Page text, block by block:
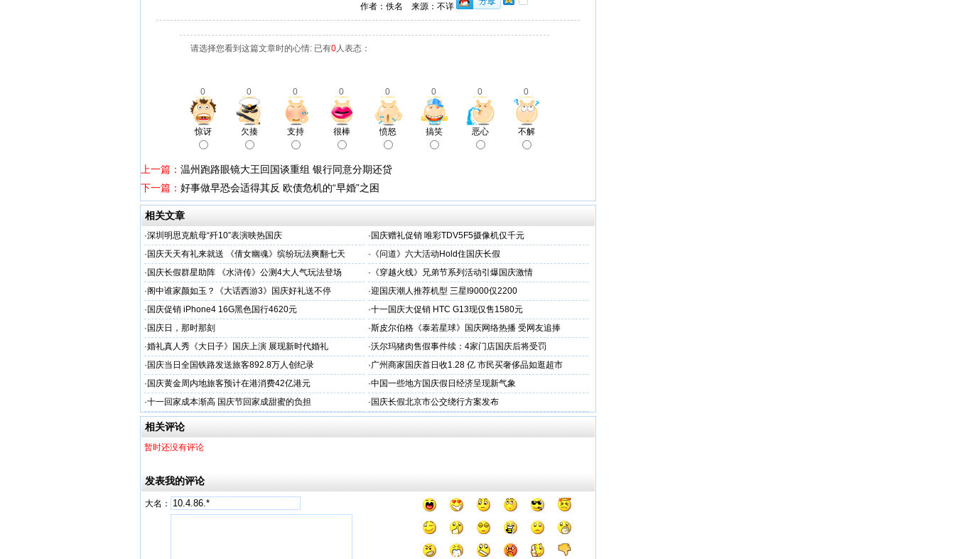
作者：佚名 来源：不详
请选择您看到这篇文章时的心情: 已有0人表态：
0 0 0 0 0 0 0 0
惊讶 欠揍 支持 很棒 愤怒 搞笑 恶心 不解
上一篇： 温州跑路眼镜大王回国谈重组 银行同意分期还贷
下一篇： 好事做早恐会适得其反 欧债危机的“早婚”之困
相关文章
·深圳明思克航母“歼10”表演映热国庆 · 国庆赠礼促销 唯彩TDV5F5摄像机仅千元
· 国庆天天有礼来就送 《倩女幽魂》缤纷玩法爽翻七天 · 《问道》六大活动Hold住国庆长假
· 国庆长假群星助阵 《水浒传》公测4大人气玩法登场 · 《穿越火线》兄弟节系列活动引爆国庆激情
·阁中谁家颜如玉？《大话西游3》国庆好礼送不停 ·迎国庆潮人推荐机型 三星I9000仅2200
· 国庆促销 iPhone4 16G黑色国行4620元 ·十一国庆大促销 HTC G13现仅售1580元
· 国庆日，那时那刻 ·斯皮尔伯格《泰若星球》国庆网络热播 受网友追捧
·婚礼真人秀《大日子》国庆上演 展现新时代婚礼 ·沃尔玛猪肉售假事件续：4家门店国庆后将受罚
· 国庆当日全国铁路发送旅客892.8万人创纪录 ·广州商家国庆首日收1.28 亿 市民买奢侈品如逛超市
· 国庆黄金周内地旅客预计在港消费42亿港元 ·中国一些地方国庆假日经济呈现新气象
·十一回家成本渐高 国庆节回家成甜蜜的负担 · 国庆长假北京市公交绕行方案发布
相关评论
暂时还没有评论
发表我的评论
大名：